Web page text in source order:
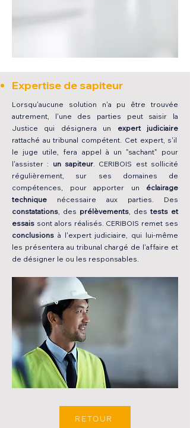
Expertise de sapiteur
Lorsqu'aucune solution n'a pu être trouvée
autrement, l'une des parties peut saisir la
Justice qui désignera un expert judiciaire
rattaché au tribunal compétent. Cet expert, s'il
le juge utile, fera appel à un "sachant" pour
l'assister : un sapiteur. CERIBOIS est sollicité
régulièrement, sur ses domaines de
compétences, pour apporter un éclairage
technique nécessaire aux parties. Des
constatations, des prélèvements, des tests et
essais sont alors réalisés. CERIBOIS remet ses
conclusions à l'expert judiciaire, qui lui-même
les présentera au tribunal chargé de l'affaire et
de désigner le ou les responsables.
RETOUR